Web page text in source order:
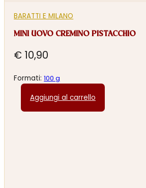
BARATTI E MILANO
MINI UOVO CREMINO PISTACCHIO
€ 10,90
Formati:100 g
Aggiungi al carrello